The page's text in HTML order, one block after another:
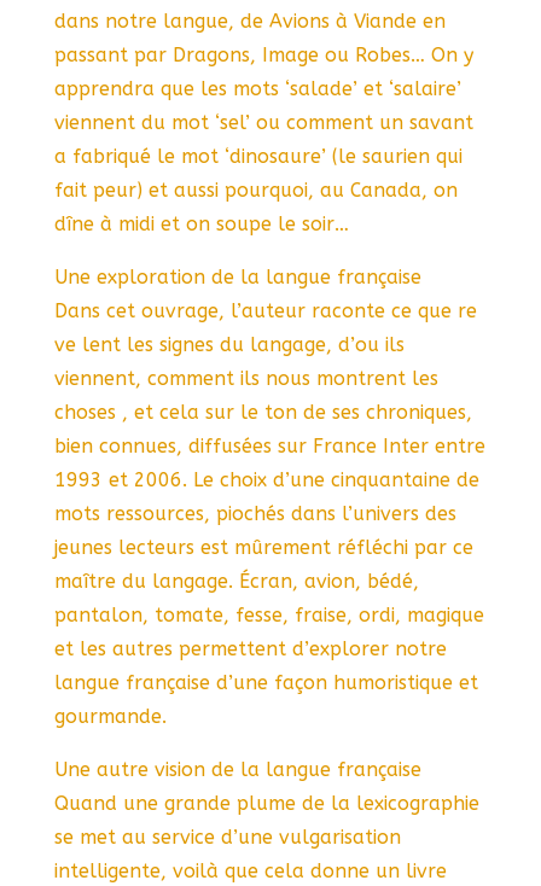
dans notre langue, de Avions à Viande en
passant par Dragons, Image ou Robes… On y
apprendra que les mots ‘salade’ et ‘salaire’
viennent du mot ‘sel’ ou comment un savant
a fabriqué le mot ‘dinosaure’ (le saurien qui
fait peur) et aussi pourquoi, au Canada, on
dîne à midi et on soupe le soir…
Une exploration de la langue française
Dans cet ouvrage, l’auteur raconte ce que re
ve lent les signes du langage, d’ou ils
viennent, comment ils nous montrent les
choses , et cela sur le ton de ses chroniques,
bien connues, diffusées sur France Inter entre
1993 et 2006. Le choix d’une cinquantaine de
mots ressources, piochés dans l’univers des
jeunes lecteurs est mûrement réfléchi par ce
maître du langage. Écran, avion, bédé,
pantalon, tomate, fesse, fraise, ordi, magique
et les autres permettent d’explorer notre
langue française d’une façon humoristique et
gourmande.
Une autre vision de la langue française
Quand une grande plume de la lexicographie
se met au service d’une vulgarisation
intelligente, voilà que cela donne un livre